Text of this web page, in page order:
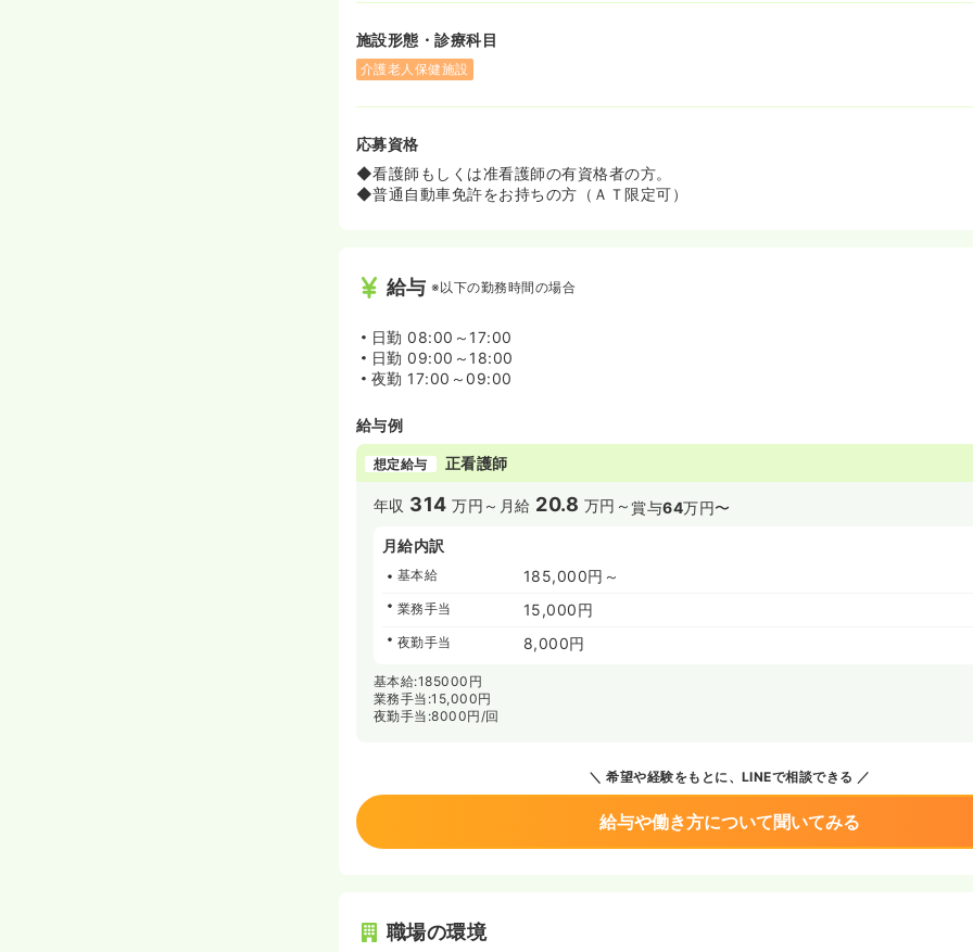
施設形態・診療科目
介護老人保健施設
応募資格
◆看護師もしくは准看護師の有資格者の方。
◆普通自動車免許をお持ちの方（ＡＴ限定可）
給与 ※以下の勤務時間の場合
日勤 08:00～17:00
日勤 09:00～18:00
夜勤 17:00～09:00
給与例
想定給与 正看護師
年収 314 万円～ 月給 20.8 万円～賞与64万円〜
月給内訳
基本給 185,000円～
業務手当 15,000円
夜勤手当 8,000円
基本給:185000円
業務手当:15,000円
夜勤手当:8000円/回
希望や経験をもとに、LINEで相談できる
給与や働き方について聞いてみる
職場の環境